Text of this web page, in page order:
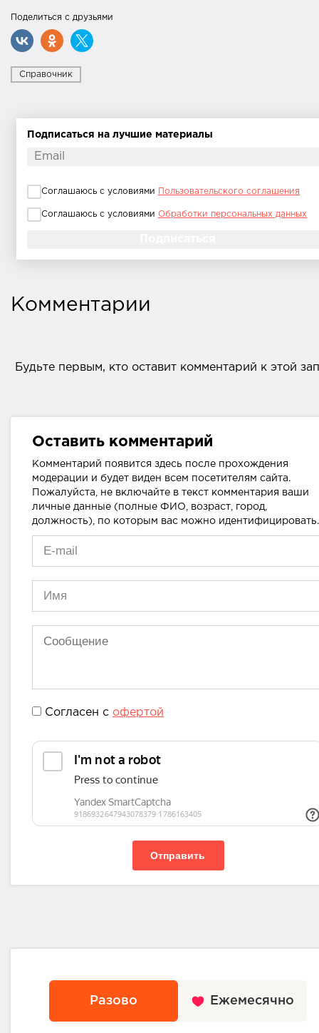
Поделиться с друзьями
Справочник
Подписаться на лучшие материалы
Соглашаюсь с условиями Пользовательского соглашения
Соглашаюсь с условиями Обработки персональных данных
Комментарии
Будьте первым, кто оставит комментарий к этой
Оставить комментарий
Комментарий появится здесь после прохождения
модерации и будет виден всем посетителям сайта.
Пожалуйста, не включайте в текст комментария ваши
личные данные (полные ФИО, возраст, город,
должность), по которым вас можно идентифицировать.
Согласен с офертой
Отправить
Разово Ежемесячно